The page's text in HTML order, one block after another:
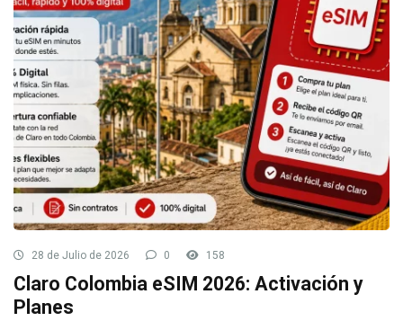
28 de Julio de 2026 0 158
Claro Colombia eSIM 2026: Activación y
Planes